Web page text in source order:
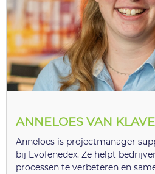
ANNELOES VAN
Anneloes is projectmanager
bij Evofenedex. Ze helpt
processen te verbeteren en